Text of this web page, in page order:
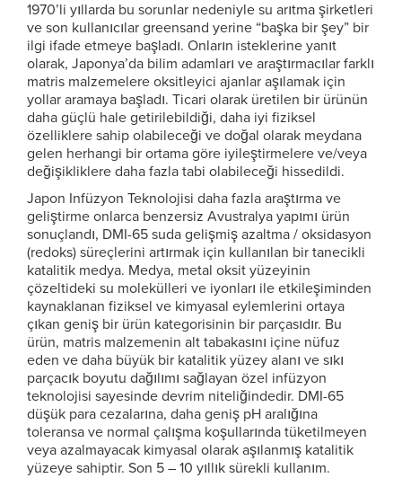
1970’li yıllarda bu sorunlar nedeniyle su arıtma şirketleri
ve son kullanıcılar greensand yerine “başka bir şey” bir
ilgi ifade etmeye başladı. Onların isteklerine yanıt
olarak, Japonya’da bilim adamları ve araştırmacılar farklı
matris malzemelere oksitleyici ajanlar aşılamak için
yollar aramaya başladı. Ticari olarak üretilen bir ürünün
daha güçlü hale getirilebildiği, daha iyi fiziksel
özelliklere sahip olabileceği ve doğal olarak meydana
gelen herhangi bir ortama göre iyileştirmelere ve/veya
değişikliklere daha fazla tabi olabileceği hissedildi.
Japon Infüzyon Teknolojisi daha fazla araştırma ve
geliştirme onlarca benzersiz Avustralya yapımı ürün
sonuçlandı, DMI-65 suda gelişmiş azaltma / oksidasyon
(redoks) süreçlerini artırmak için kullanılan bir tanecikli
katalitik medya. Medya, metal oksit yüzeyinin
çözeltideki su molekülleri ve iyonları ile etkileşiminden
kaynaklanan fiziksel ve kimyasal eylemlerini ortaya
çıkan geniş bir ürün kategorisinin bir parçasıdır. Bu
ürün, matris malzemenin alt tabakasını içine nüfuz
eden ve daha büyük bir katalitik yüzey alanı ve sıkı
parçacık boyutu dağılımı sağlayan özel infüzyon
teknolojisi sayesinde devrim niteliğindedir. DMI-65
düşük para cezalarına, daha geniş pH aralığına
toleransa ve normal çalışma koşullarında tüketilmeyen
veya azalmayacak kimyasal olarak aşılanmış katalitik
yüzeye sahiptir. Son 5 – 10 yıllık sürekli kullanım.